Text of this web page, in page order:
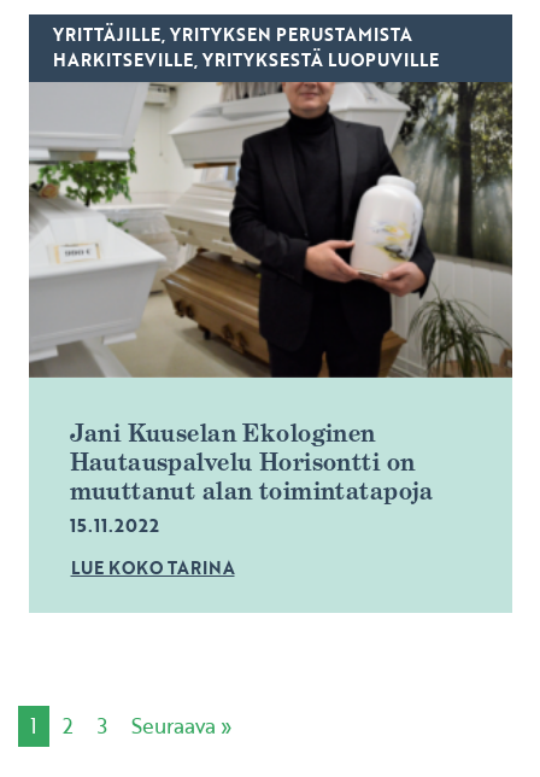
YRITTÄJILLE, YRITYKSEN PERUSTAMISTA
HARKITSEVILLE, YRITYKSESTÄ LUOPUVILLE
Jani Kuuselan Ekologinen
Hautauspalvelu Horisontti on
muuttanut alan toimintatapoja
15.11.2022
LUE KOKO TARINA
1 2 3 Seuraava »